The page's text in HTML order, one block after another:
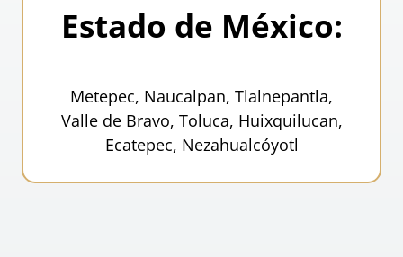
Estado de México:
Metepec, Naucalpan, Tlalnepantla,
Valle de Bravo, Toluca, Huixquilucan,
Ecatepec, Nezahualcóyotl